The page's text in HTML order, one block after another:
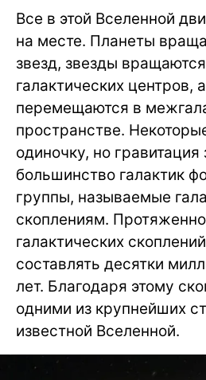
Все в этой Вселенной
на месте. Планеты
звезд, звезды
галактических центров,
перемещаются в
пространстве.
одиночку, но гравитация
большинство галактик
группы, называемые
скоплениям.
галактических
составлять десятки
лет. Благодаря этому
одними из крупнейших
известной Вселенной.